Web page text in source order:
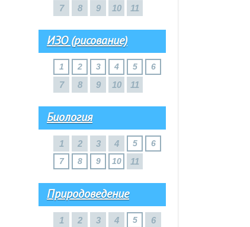
7
8 9 10 11
ИЗО (рисование)
1 2 3 4 5 6
7 8 9 10 11
Биология
1 2 3 4 5
6
7
8 9 10 11
Природоведение
1 2 3 4 5
6